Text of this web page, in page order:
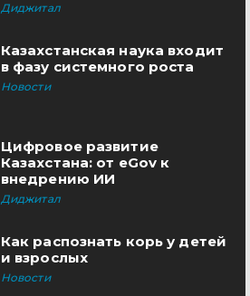
Диджитал
Казахстанская наука входит
в фазу системного роста
Новости
Цифровое развитие
Казахстана: от eGov к
внедрению ИИ
Диджитал
Как распознать корь у детей
и взрослых
Новости